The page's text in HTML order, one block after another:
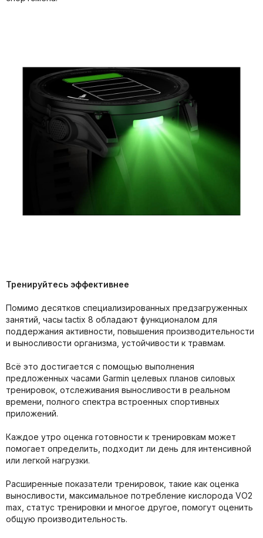
Тренируйтесь эффективнее
Помимо десятков специализированных предзагруженных
занятий, часы tactix 8 обладают функционалом для
поддержания активности, повышения производительности
и выносливости организма, устойчивости к травмам.
Всё это достигается с помощью выполнения
предложенных часами Garmin целевых планов силовых
тренировок, отслеживания выносливости в реальном
времени, полного спектра встроенных спортивных
приложений.
Каждое утро оценка готовности к тренировкам может
помогает определить, подходит ли день для интенсивной
или легкой нагрузки.
Расширенные показатели тренировок, такие как оценка
выносливости, максимальное потребление кислорода VO2
max, статус тренировки и многое другое, помогут оценить
общую производительность.